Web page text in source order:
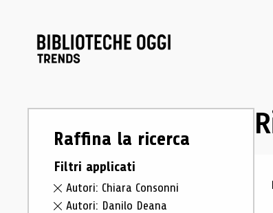
Raffina la ricerca
Filtri applicati
Autori: Chiara Consonni
Autori: Danilo Deana